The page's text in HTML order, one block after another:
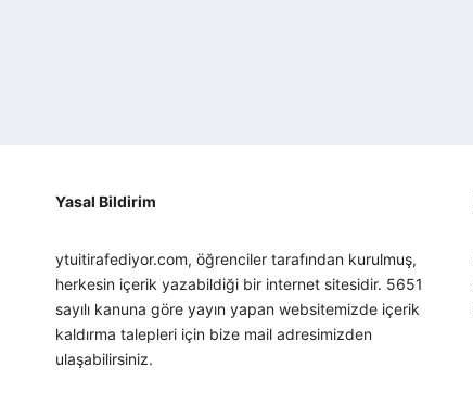
Yasal Bildirim
ytuitirafediyor.com, öğrenciler tarafından kurulmuş,
herkesin içerik yazabildiği bir internet sitesidir. 5651
sayılı kanuna göre yayın yapan websitemizde içerik
kaldırma talepleri için bize mail adresimizden
ulaşabilirsiniz.